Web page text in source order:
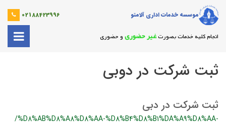
موسسه خدمات اداری آلامتو 02188423996
انجام کلیه خدمات بصورتغیر حضوری و حضوری
ثبت شرکت در دوبی
ثبت شرکت در دبی
/%D8%AB%D8%A8%D8%AA-%D8%B4%D8%B1%DA%A9%D8%AA-